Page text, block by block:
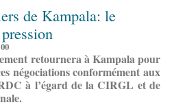
de Kampala: le
retournera à Kampala pour
négociations conformément aux
à l’égard de la CIRGL et de